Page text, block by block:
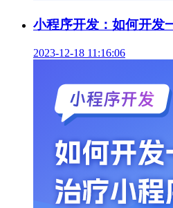
小程序开发：如何开发
2023-12-18 11:16:06